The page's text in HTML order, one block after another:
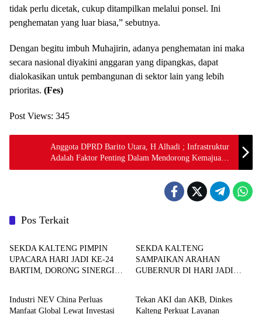
tidak perlu dicetak, cukup ditampilkan melalui ponsel. Ini
penghematan yang luar biasa,” sebutnya.
Dengan begitu imbuh Muhajirin, adanya penghematan ini maka
secara nasional diyakini anggaran yang dipangkas, dapat
dialokasikan untuk pembangunan di sektor lain yang lebih
prioritas. (Fes)
Post Views: 345
Anggota DPRD Barito Utara, H Alhadi ; Infrastruktur
Adalah Faktor Penting Dalam Mendorong Kemajuan
Daerah
Pos Terkait
Berita
SEKDA KALTENG PIMPIN
UPACARA HARI JADI KE-24
BARTIM, DORONG SINERGI
SEKDA KALTENG
SAMPAIKAN ARAHAN
GUBERNUR DI HARI JADI
Berita
Industri NEV China Perluas
Manfaat Global Lewat Investasi
Berita
Tekan AKI dan AKB, Dinkes
Kalteng Perkuat Layanan